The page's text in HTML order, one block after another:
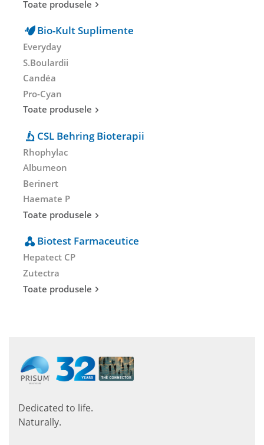
Toate produsele
Bio-Kult Suplimente
Everyday
S.Boulardii
Candéa
Pro-Cyan
Toate produsele
CSL Behring Bioterapii
Rhophylac
Albumeon
Berinert
Haemate P
Toate produsele
Biotest Farmaceutice
Hepatect CP
Zutectra
Toate produsele
Dedicated to life.
Naturally.